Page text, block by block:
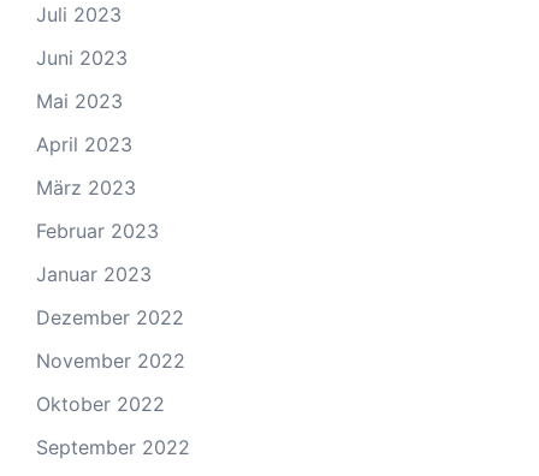
Juli 2023
Juni 2023
Mai 2023
April 2023
März 2023
Februar 2023
Januar 2023
Dezember 2022
November 2022
Oktober 2022
September 2022